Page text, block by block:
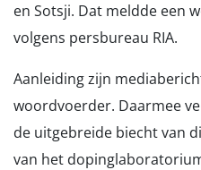
en Sotsji. Dat meldde een
volgens persbureau RIA.
Aanleiding zijn
woordvoerder. Daarmee
de uitgebreide biecht van
van het